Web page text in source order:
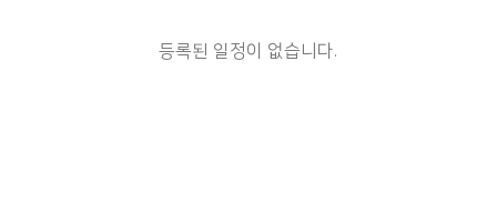
등록된 일정이 없습니다.